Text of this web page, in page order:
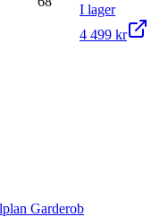
I lager
4 499 kr
Garderob